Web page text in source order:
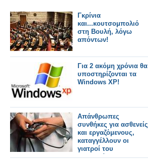
Γκρίνια
και...κουτσομπολιό
στη Βουλή, λόγω
απόντων!
Για 2 ακόμη χρόνια θα
υποστηρίζονται τα
Windows XP!
Απάνθρωπες
συνθήκες για ασθενείς
και εργαζόμενους,
καταγγέλλουν οι
γιατροί του
Θεαγενείου